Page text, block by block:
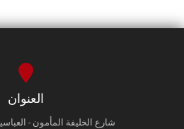
العنوان
شارع الخليفة المأمون -